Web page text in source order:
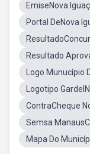
EmiseNova
Portal DeNova
Resultado
Logo Munucípio
Logotipo
ContraCheque
Semsa
Mapa Do